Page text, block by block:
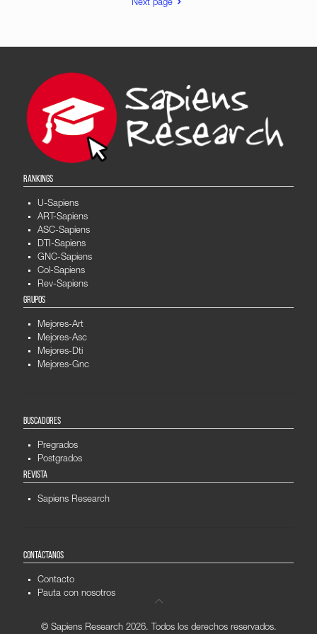
Next page
RANKINGS
U-Sapiens
ART-Sapiens
ASC-Sapiens
DTI-Sapiens
GNC-Sapiens
Col-Sapiens
Rev-Sapiens
GRUPOS
Mejores-Art
Mejores-Asc
Mejores-Dti
Mejores-Gnc
BUSCADORES
Pregrados
Postgrados
REVISTA
Sapiens Research
CONTÁCTANOS
Contacto
Pauta con nosotros
© Sapiens Research 2026. Todos los derechos reservados.